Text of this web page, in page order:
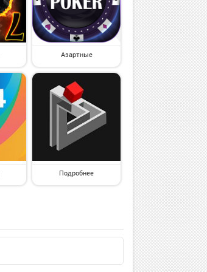
Азартные
Подробнее